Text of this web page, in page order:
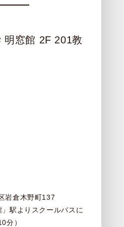
明窓館 2F 201教
岩倉木野町137
駅よりスクールバスに
分）